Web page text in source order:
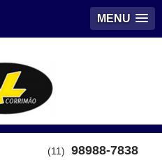
MENU
(11) 98988-7838